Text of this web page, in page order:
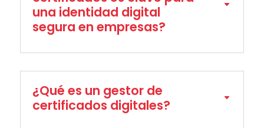
una identidad digital
segura en empresas?
¿Qué es un gestor de
certificados digitales?